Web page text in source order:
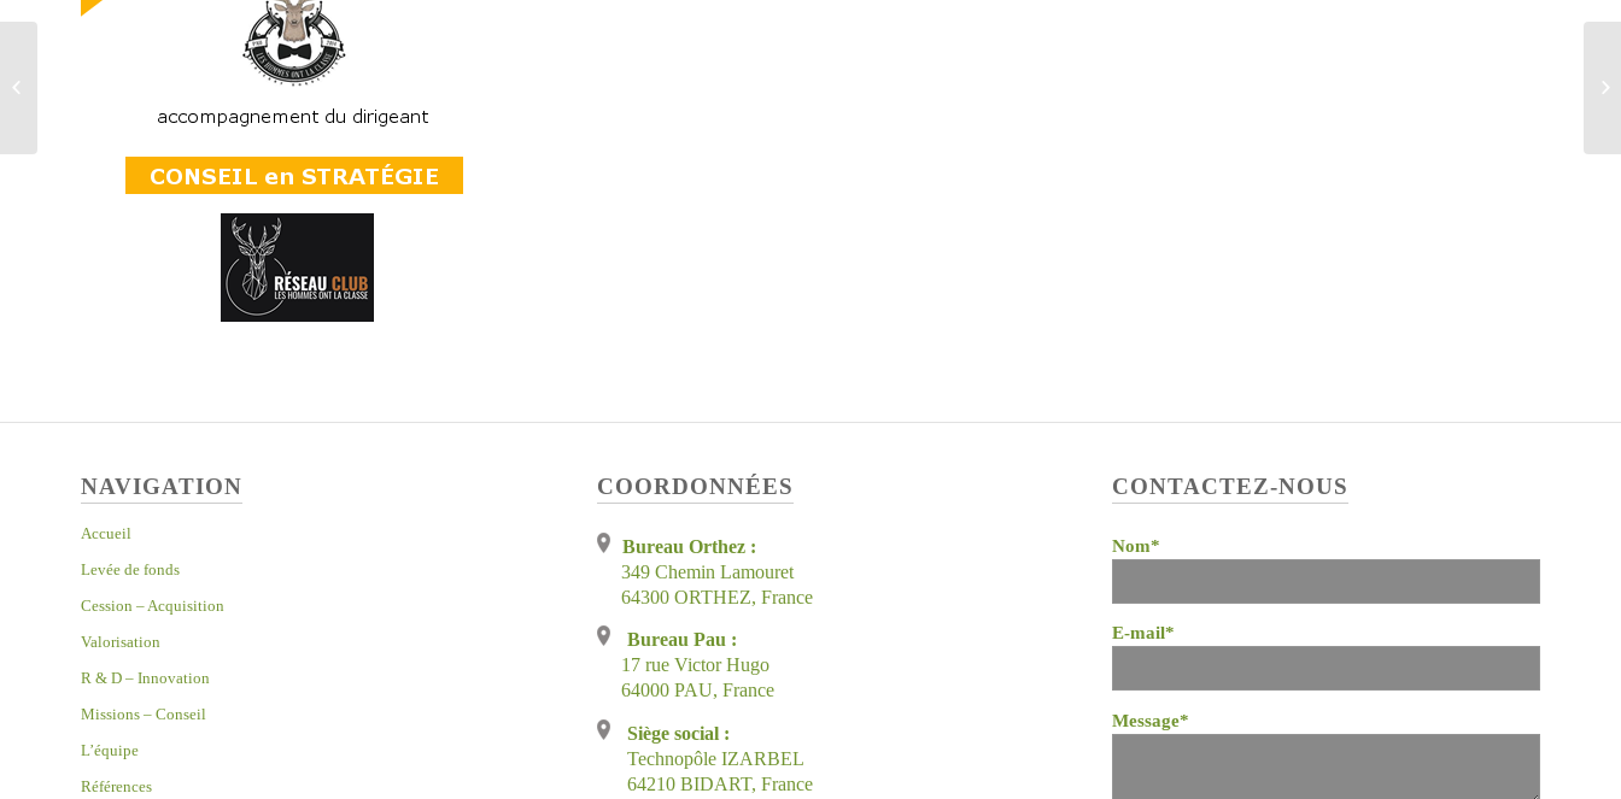
NAVIGATION
Accueil
Levée de fonds
Cession – Acquisition
Valorisation
R & D – Innovation
Missions – Conseil
L’équipe
Références
COORDONNÉES
Bureau Orthez :
349 Chemin Lamouret
64300 ORTHEZ, France
Bureau Pau :
17 rue Victor Hugo
64000 PAU, France
Siège social :
Technopôle IZARBEL
64210 BIDART, France
CONTACTEZ-NOUS
Nom*
E-mail*
Message*